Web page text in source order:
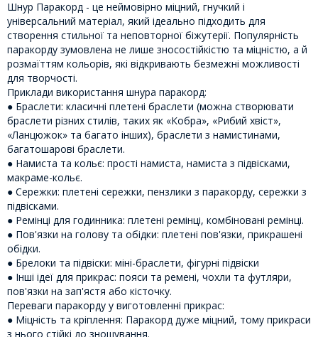
Шнур Паракорд - це неймовірно міцний, гнучкий і
універсальний матеріал, який ідеально підходить для
створення стильної та неповторної біжутерії. Популярність
паракорду зумовлена не лише зносостійкістю та міцністю, а й
розмаїттям кольорів, які відкривають безмежні можливості
для творчості.
Приклади використання шнура паракорд:
● Браслети: класичні плетені браслети (можна створювати
браслети різних стилів, таких як «Кобра», «Рибий хвіст»,
«Ланцюжок» та багато інших), браслети з намистинами,
багатошарові браслети.
● Намиста та кольє: прості намиста, намиста з підвісками,
макраме-кольє.
● Сережки: плетені сережки, пензлики з паракорду, сережки з
підвісками.
● Ремінці для годинника: плетені ремінці, комбіновані ремінці.
● Пов'язки на голову та обідки: плетені пов'язки, прикрашені
обідки.
● Брелоки та підвіски: міні-браслети, фігурні підвіски
● Інші ідеї для прикрас: пояси та ремені, чохли та футляри,
пов'язки на зап'ястя або кісточку.
Переваги паракорду у виготовленні прикрас:
● Міцність та кріплення: Паракорд дуже міцний, тому прикраси
з нього стійкі до зношування.